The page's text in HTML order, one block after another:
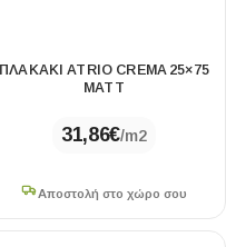
ΠΛΑΚΑΚΙ ATRIO CREMA 25×75
MATT
31,86€/m2
Αποστολή στο χώρο σου